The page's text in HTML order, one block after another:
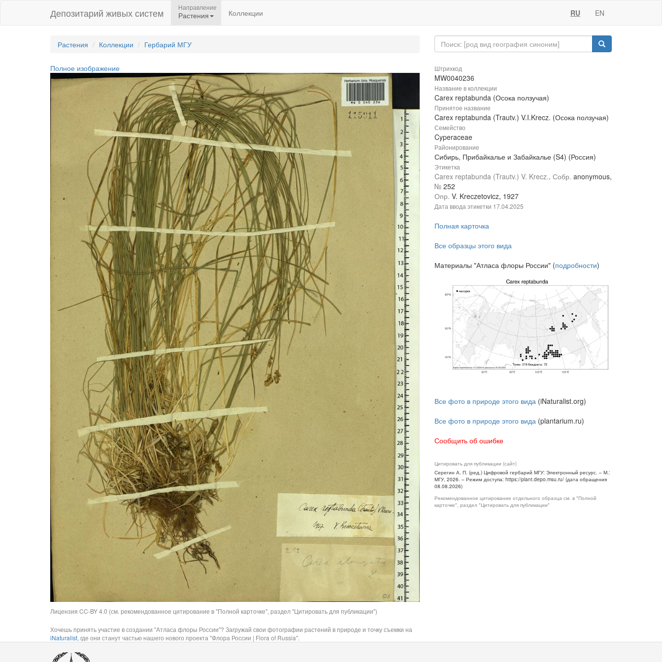
Депозитарий живых систем Направление
Растения Коллекции RU EN
Растения Коллекции Гербарий МГУ
Полное изображение
Лицензия CC-BY 4.0 (см. рекомендованное цитирование в "Полной карточке", раздел "Цитировать для публикации")
Хочешь принять участие в создании "Атласа флоры России"? Загружай свои фотографии растений в природе и точку съемки на
iNaturalist, где они станут частью нашего нового проекта "Флора России | Flora of Russia".
Штрихкод
MW0040236
Название в коллекции
Carex reptabunda (Осока ползучая)
Принятое название
Carex reptabunda (Trautv.) V.I.Krecz. (Осока ползучая)
Семейство
Cyperaceae
Районирование
Сибирь, Прибайкалье и Забайкалье (S4) (Россия)
Этикетка
Carex reptabunda (Trautv.) V. Krecz.. Собр. anonymous,
№ 252
Опр. V. Kreczetovicz, 1927
Дата ввода этикетки 17.04.2025
Полная карточка
Все образцы этого вида
Материалы "Атласа флоры России" (подробности)
Все фото в природе этого вида (iNaturalist.org)
Все фото в природе этого вида (plantarium.ru)
Сообщить об ошибке
Цитировать для публикации (сайт)
Серегин А. П. (ред.) Цифровой гербарий МГУ: Электронный ресурс. – М.:
МГУ, 2026. – Режим доступа: https://plant.depo.msu.ru/ (дата обращения
08.08.2026)
Рекомендованное цитирование отдельного образца см. в "Полной
карточке", раздел "Цитировать для публикации"